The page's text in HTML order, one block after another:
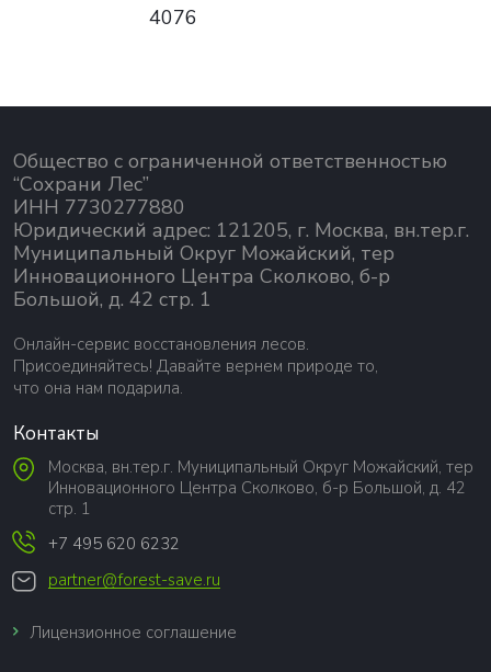
4076
Общество с ограниченной ответственностью
“Сохрани Лес”
ИНН 7730277880
Юридический адрес: 121205, г. Москва, вн.тер.г.
Муниципальный Округ Можайский, тер
Инновационного Центра Сколково, б-р
Большой, д. 42 стр. 1
Онлайн-сервис восстановления лесов.
Присоединяйтесь! Давайте вернем природе то,
что она нам подарила.
Контакты
Москва, вн.тер.г. Муниципальный Округ Можайский, тер
Инновационного Центра Сколково, б-р Большой, д. 42
стр. 1
+7 495 620 6232
partner@forest-save.ru
Лицензионное соглашение